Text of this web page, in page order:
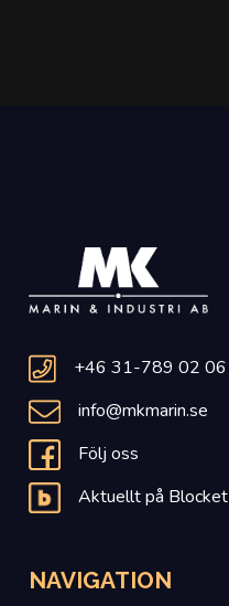
+46 31-789 02 06
info@mkmarin.se
Följ oss
Aktuellt på Blocket
NAVIGATION